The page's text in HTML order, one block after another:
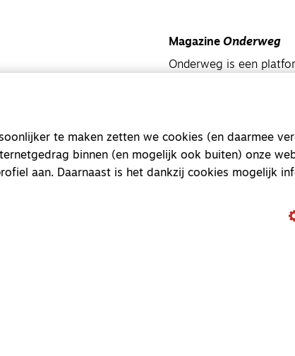
Magazine Onderweg
Onderweg is een
Kvk-nummer 33277063
NL46 INGB 0117 5827
te maken zetten we cookies (en daarmee
binnen (en mogelijk ook buiten) onze
aan. Daarnaast is het dankzij cookies mogelijk